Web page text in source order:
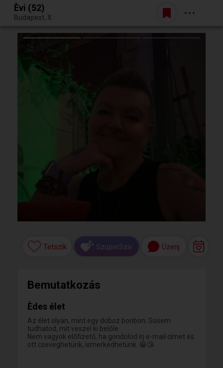
Egy jó randiból bármi lehet.
Belépés
Èvi (52)
Budapest, X.
Tetszik SzuperSzív Üzenj
Bemutatkozás
Èdes élet
Az élet olyan, mint egy doboz bonbon. Sosem
tudhatod, mit veszel ki belőle.
Nem vagyok előfizető, ha gondolod írj e-mail címet és
ott cseveghetünk, ismerkedhetünk. 😁😘